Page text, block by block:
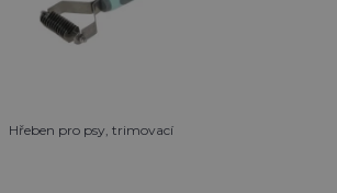
Hřeben pro psy, trimovací